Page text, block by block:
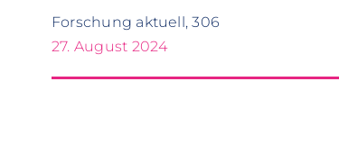
Forschung aktuell, 306
27. August 2024